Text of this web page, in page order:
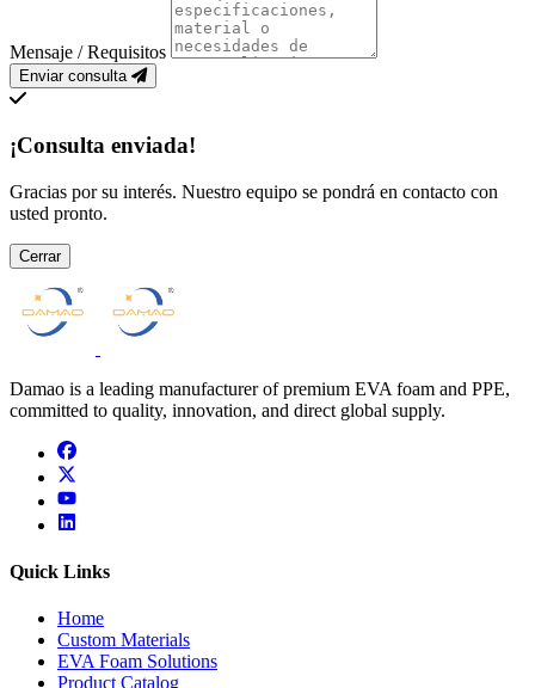
Mensaje / Requisitos
Enviar consulta
¡Consulta enviada!
Gracias por su interés. Nuestro equipo se pondrá en contacto con
usted pronto.
Cerrar
Damao is a leading manufacturer of premium EVA foam and PPE,
committed to quality, innovation, and direct global supply.
facebook
x
youtube
linkedin
Quick Links
Home
Custom Materials
EVA Foam Solutions
Product Catalog